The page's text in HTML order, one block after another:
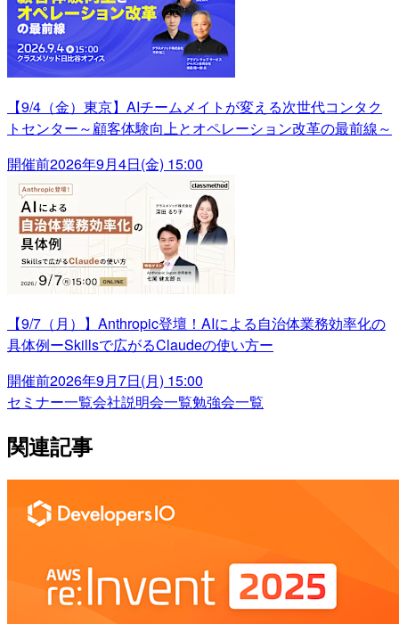
【9/4（金）東京】AIチームメイトが変える次世代コンタク
トセンター～顧客体験向上とオペレーション改革の最前線～
開催前2026年9月4日(金) 15:00
【9/7（月）】Anthropic登壇！AIによる自治体業務効率化の
具体例ーSkillsで広がるClaudeの使い方ー
開催前2026年9月7日(月) 15:00
セミナー一覧会社説明会一覧勉強会一覧
関連記事